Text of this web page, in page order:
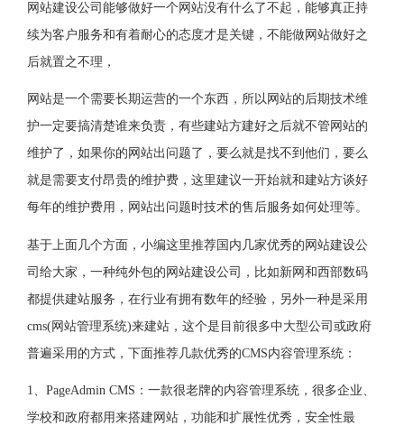
网站建设公司能够做好一个网站没有什么了不起，能够真正持
续为客户服务和有着耐心的态度才是关键，不能做网站做好之
后就置之不理，
网站是一个需要长期运营的一个东西，所以网站的后期技术维
护一定要搞清楚谁来负责，有些建站方建好之后就不管网站的
维护了，如果你的网站出问题了，要么就是找不到他们，要么
就是需要支付昂贵的维护费，这里建议一开始就和建站方谈好
每年的维护费用，网站出问题时技术的售后服务如何处理等。
基于上面几个方面，小编这里推荐国内几家优秀的网站建设公
司给大家，一种纯外包的网站建设公司，比如新网和西部数码
都提供建站服务，在行业有拥有数年的经验，另外一种是采用
cms(网站管理系统)来建站，这个是目前很多中大型公司或政府
普遍采用的方式，下面推荐几款优秀的CMS内容管理系统：
1、PageAdmin CMS：一款很老牌的内容管理系统，很多企业、
学校和政府都用来搭建网站，功能和扩展性优秀，安全性最